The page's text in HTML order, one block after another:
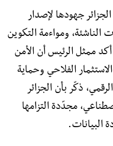
جهودها لإصدار
ومواءمة التكوين
ممثل الرئيس أن الأمن
الفلاحي وحماية
ذكّر بأن الجزائر
الاصطناعي، مجدّدة التزامها
البيانات.